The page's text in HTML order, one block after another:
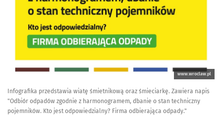
www.wroclaw.pl
Infografika przedstawia wiatę śmietnikową oraz śmieciarkę. Zawiera napis
"Odbiór odpadów zgodnie z harmonogramem, dbanie o stan techniczny
pojemników. Kto jest odpowiedzialny? Firma odbierająca odpady."